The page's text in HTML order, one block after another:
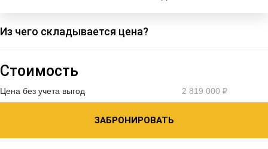
Из чего складывается цена?
Стоимость
Цена без учета выгод 2 819 000 ₽
ЗАБРОНИРОВАТЬ